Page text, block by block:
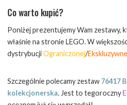
Co warto kupić?
Poniżej prezentujemy Wam zestawy,
właśnie na stronie LEGO. W
dystrybucjiOgraniczonej/
Szczególnie polecamy zestaw 76417
kolekcjonerska. Jest to tegoroczny